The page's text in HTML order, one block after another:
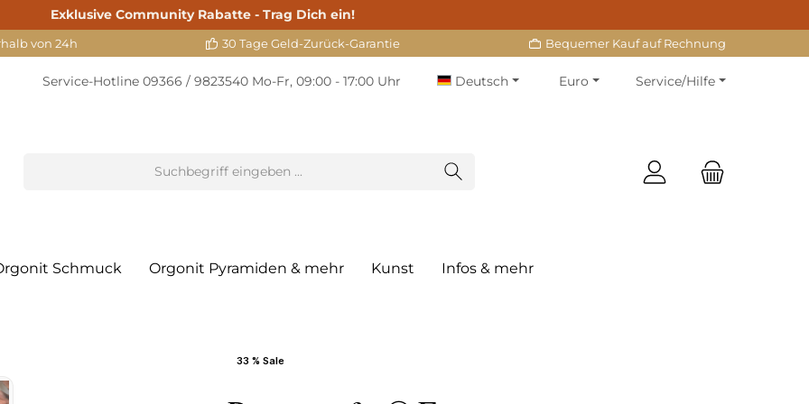
Exklusive Community Rabatte - Trag Dich ein!
von 24h 30 Tage Geld-Zurück-Garantie Bequemer Kauf auf Rechnung
Service-Hotline 09366 / 9823540 Mo-Fr, 09:00 - 17:00 Uhr Deutsch Euro Service/Hilfe
Schmuck Orgonit Pyramiden & mehr Kunst Infos & mehr
33 % Sale